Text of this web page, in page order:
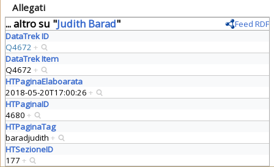
Allegati
... altro su "Judith Barad"
Feed RDF
DataTrek ID
Q4672 +
DataTrek Item
Q4672 +
HTPaginaElaboarata
2018-05-20T17:00:26 +
HTPaginaID
4680 +
HTPaginaTag
baradjudith +
HTSezioneID
177 +